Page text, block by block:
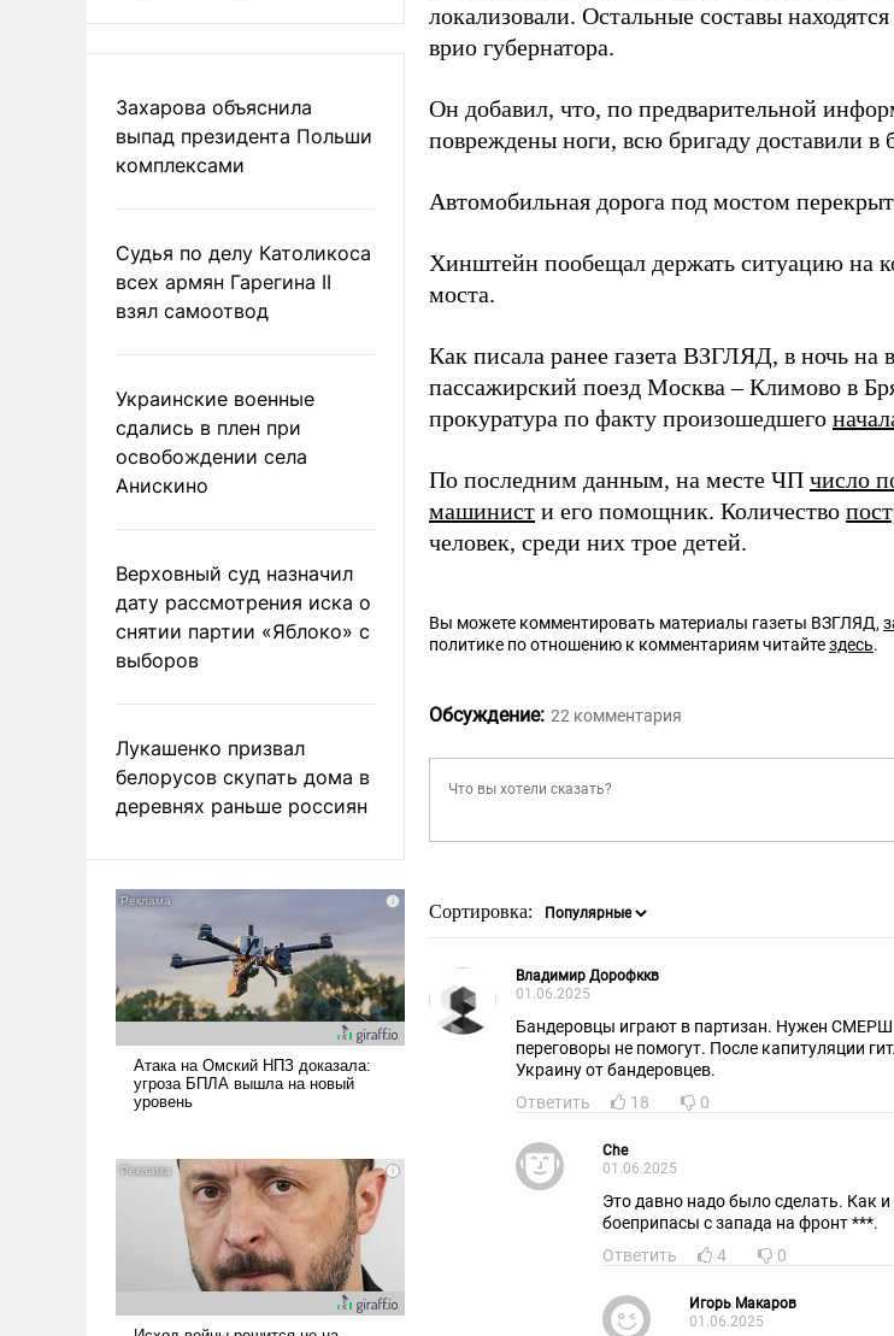
Захарова объяснила
выпад президента Польши
комплексами
Судья по делу Католикоса
всех армян Гарегина II
взял самоотвод
Украинские военные
сдались в плен при
освобождении села
Анискино
Верховный суд назначил
дату рассмотрения иска о
снятии партии «Яблоко» с
выборов
Лукашенко призвал
белорусов скупать дома в
деревнях раньше россиян
локализовали. Остальные составы
врио губернатора.
Он добавил, что, по предварительной
повреждены ноги, всю бригаду доставили в
Автомобильная дорога под мостом
Хинштейн пообещал держать ситуацию на
моста.
Как писала ранее газета ВЗГЛЯД, в ночь на
пассажирский поезд Москва – Климово в
прокуратура по факту произошедшего
По последним данным, на месте ЧП число
машинист и его помощник. Количество
человек, среди них трое детей.
Вы можете комментировать материалы газеты ВЗГЛЯД,
политике по отношению к комментариям читайтездесь.
Обсуждение: 22 комментария
Сортировка:
Владимир Дорофккв
01.06.2025
Бандеровцы играют в партизан. Нужен
переговоры не помогут. После капитуляции
Украину от бандеровцев.
Ответить
18 0
Che
01.06.2025
Это давно надо было сделать. Как
боеприпасы с запада на фронт ***.
Ответить
4 0
Игорь Макаров
01.06.2025